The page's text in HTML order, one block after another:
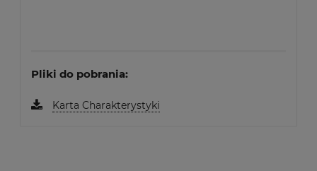
Pliki do pobrania:
Karta Charakterystyki